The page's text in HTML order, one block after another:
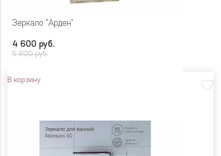
Зеркало "Арден"
4 600 руб.
5 800 руб.
В корзину